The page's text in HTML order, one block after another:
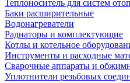
Теплоноситель для систем
Баки расширительные
Водонагреватели
Радиаторы и комплектующие
Котлы и котельное
Инструменты и расходные
Сварочные аппараты и
Уплотнители резьбовых